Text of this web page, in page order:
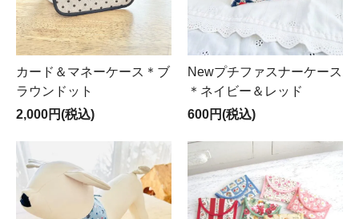
カード＆マネーケース＊ブ
ラウンドット
2,000円(税込)
Newプチファスナーケース
＊ネイビー＆レッド
600円(税込)